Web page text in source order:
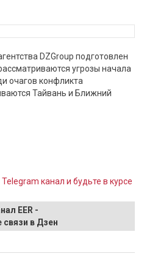
DZGroup подготовлен
угрозы начала
очагов конфликта
Тайвань и Ближний
канал и будьте в курсе
EER -
в Дзен
интересанты